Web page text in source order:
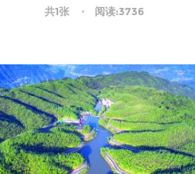
共1张 阅读:3736